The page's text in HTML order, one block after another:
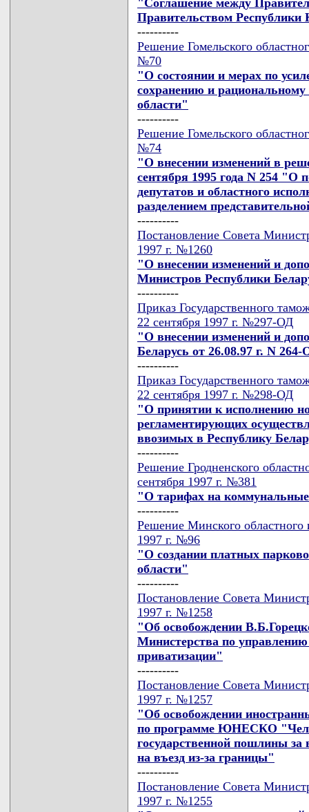
Правительством Республики
----------
Решение Гомельского
№70
"О состоянии и мерах по
сохранению и
области"
----------
Решение Гомельского
№74
"О внесении изменений в
сентября 1995 года N 254 "О
депутатов и областного
разделением
----------
Постановление Совета
1997 г. №1260
"О внесении изменений и
Министров Республики
----------
Приказ Государственного
22 сентября 1997 г. №297-ОД
"О внесении изменений и
Беларусь от 26.08.97 г. N
----------
Приказ Государственного
22 сентября 1997 г. №298-ОД
"О принятии к исполнению
регламентирующих
ввозимых в Республику
----------
Решение Гродненского
сентября 1997 г. №381
"О тарифах на коммунальные
----------
Решение Минского областного
1997 г. №96
"О создании платных
области"
----------
Постановление Совета
1997 г. №1258
"Об освобождении
Министерства по
приватизации"
----------
Постановление Совета
1997 г. №1257
"Об освобождении
по программе ЮНЕСКО
государственной пошлины
на въезд из-за границы"
----------
Постановление Совета
1997 г. №1255